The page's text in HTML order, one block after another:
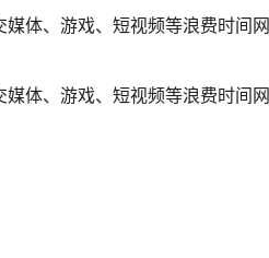
体、游戏、短视频等浪费时间网
体、游戏、短视频等浪费时间网